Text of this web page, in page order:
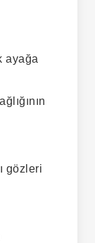
ayağa
gözleri